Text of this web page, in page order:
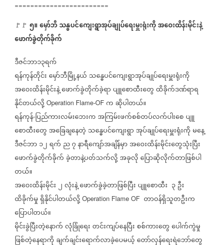
========================
🚩🚩 ၅။မှော်ဘီသန္ဓပင်ကျေးရွာအုပ်ချုပ်ရေးမှူးရုံးကိုအဝေးထိန်းမိုင်းနဲ့
ဖောက်ခွဲတိုက်ခိုက်
ဒီဇင်ဘာ၁၃ရက်
ရန်ကုန်တိုင်းမှော်ဘီမြို့နယ် သန္ဓေပင်ကျေးရွာအုပ်ချုပ်ရေးမှူးရုံးကို
အဝေးထိန်းမိုင်းနဲ့ဖောက်ခွဲတိုက်ခဲ့ရာပျူစောထီးတွေထိခိုက်ဒဏ်ရာရ
နိုင်တယ်လို့ Operation Flame-OF ကဆိုပါတယ်။
ရန်ကုန်-ပြည်ကားလမ်းဘေးကအကြမ်းဖက်စစ်တပ်လက်ပါးစေပျူ
စောထီးတွေအခြေချနေတဲ့ သန္ဓေပင်ကျေးရွာအုပ်ချုပ်ရေးမှူးရုံးကိုမနေ့
ဒီဇင်ဘာ၁၂ရက် ည၇နာရီကျော်အချိန်မှာအဝေးထိန်းမိုင်းတွေသုံးပြီး
ဖောက်ခွဲတိုက်ခိုက်ခဲ့တာနဲ့ပတ်သက်လို့အခုလိုပြောဆိုလိုက်တာဖြစ်ပါ
တယ်။
အဝေးထိန်းမိုင်း၂လုံးနဲ့ဖောက်ခွဲခဲ့တာဖြစ်ပြီးပျူစောထီး ၃ဦး
ထိခိုက်မှုရှိနိုင်ပါတယ်လို့ Operation Flame OF တာဝန်ရှိသူတဦးက
ပြောပါတယ်။
မိုင်းခွဲပြီးတဲ့နောက်လုံခြုံရေးတင်းကျပ်နေပြီးစစ်ကားတွေပေါက်ကွဲမှု
ဖြစ်တဲ့နေရာကိုချက်ချင်းရောက်လာခဲ့ပေမယ့်တော်လှန်ရေးရဲဘော်တွေ